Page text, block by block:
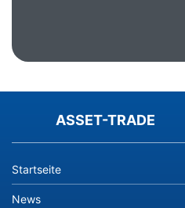
ASSET-TRADE
Startseite
News